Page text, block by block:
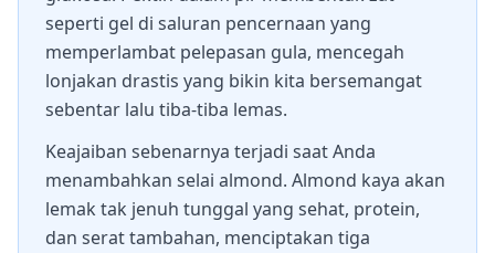
seperti gel di saluran pencernaan yang
memperlambat pelepasan gula, mencegah
lonjakan drastis yang bikin kita bersemangat
sebentar lalu tiba-tiba lemas.
Keajaiban sebenarnya terjadi saat Anda
menambahkan selai almond. Almond kaya akan
lemak tak jenuh tunggal yang sehat, protein,
dan serat tambahan, menciptakan tiga